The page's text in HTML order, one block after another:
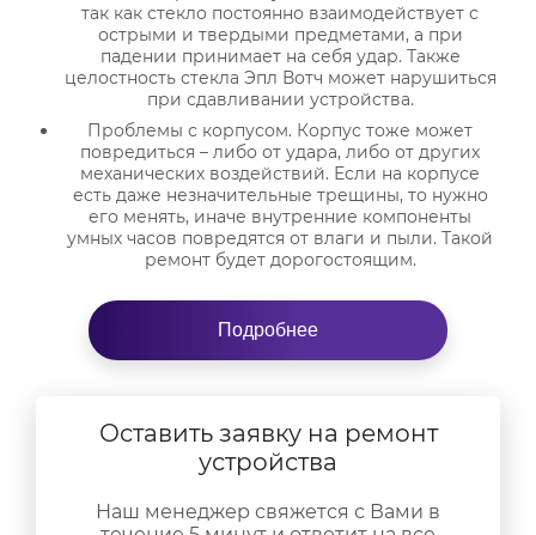
так как стекло постоянно взаимодействует с
острыми и твердыми предметами, а при
падении принимает на себя удар. Также
целостность стекла Эпл Вотч может нарушиться
при сдавливании устройства.
Проблемы с корпусом. Корпус тоже может
повредиться – либо от удара, либо от других
механических воздействий. Если на корпусе
есть даже незначительные трещины, то нужно
его менять, иначе внутренние компоненты
умных часов повредятся от влаги и пыли. Такой
ремонт будет дорогостоящим.
Вотч
2 потребуется и в том случае, если есть
сбои в работе батареи гаджета, либо у нее
значительный износ. В таких случаях придется
Сбои в работе системы. Здесь причины могут
быть разными. Но «симптомы» всегда
айфоном, вы не видите уведомления, не можете
Подробнее
Оставить заявку на ремонт
устройства
Наш менеджер свяжется с Вами в